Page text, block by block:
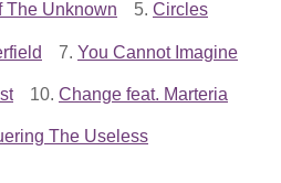
The Unknown 5. Circles
7. You Cannot Imagine
10. Change feat. Marteria
The Useless